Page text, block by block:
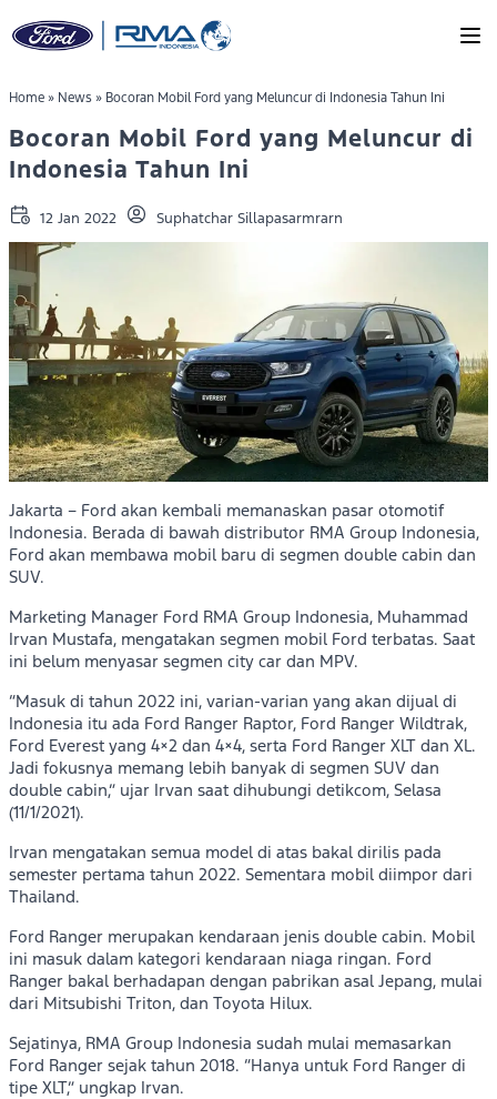
Skip to main content
Home » News » Bocoran Mobil Ford yang Meluncur di Indonesia Tahun Ini
Bocoran Mobil Ford yang Meluncur di
Indonesia Tahun Ini
12 Jan 2022 Suphatchar Sillapasarmrarn
Jakarta – Ford akan kembali memanaskan pasar otomotif
Indonesia. Berada di bawah distributor RMA Group Indonesia,
Ford akan membawa mobil baru di segmen double cabin dan
SUV.
Marketing Manager Ford RMA Group Indonesia, Muhammad
Irvan Mustafa, mengatakan segmen mobil Ford terbatas. Saat
ini belum menyasar segmen city car dan MPV.
“Masuk di tahun 2022 ini, varian-varian yang akan dijual di
Indonesia itu ada Ford Ranger Raptor, Ford Ranger Wildtrak,
Ford Everest yang 4×2 dan 4×4, serta Ford Ranger XLT dan XL.
Jadi fokusnya memang lebih banyak di segmen SUV dan
double cabin,” ujar Irvan saat dihubungi detikcom, Selasa
(11/1/2021).
Irvan mengatakan semua model di atas bakal dirilis pada
semester pertama tahun 2022. Sementara mobil diimpor dari
Thailand.
Ford Ranger merupakan kendaraan jenis double cabin. Mobil
ini masuk dalam kategori kendaraan niaga ringan. Ford
Ranger bakal berhadapan dengan pabrikan asal Jepang, mulai
dari Mitsubishi Triton, dan Toyota Hilux.
Sejatinya, RMA Group Indonesia sudah mulai memasarkan
Ford Ranger sejak tahun 2018. “Hanya untuk Ford Ranger di
tipe XLT,” ungkap Irvan.